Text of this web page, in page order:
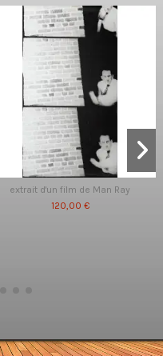
extrait d'un film de Man Ray
120,00 €